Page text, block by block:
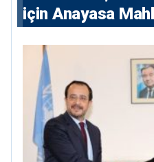
için Anayasa